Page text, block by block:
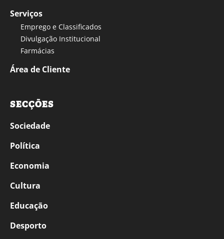
Serviços
Emprego e Classificados
Divulgação Institucional
Farmácias
Área de Cliente
SECÇÕES
Sociedade
Política
Economia
Cultura
Educação
Desporto